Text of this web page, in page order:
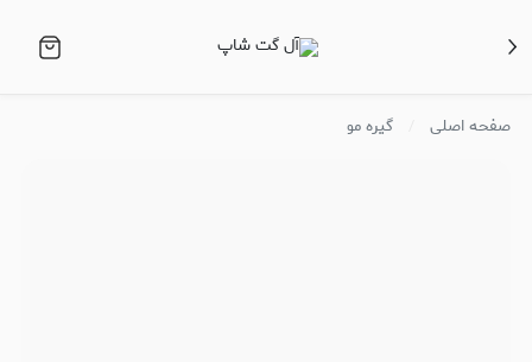
صفحه اصلی گیره مو